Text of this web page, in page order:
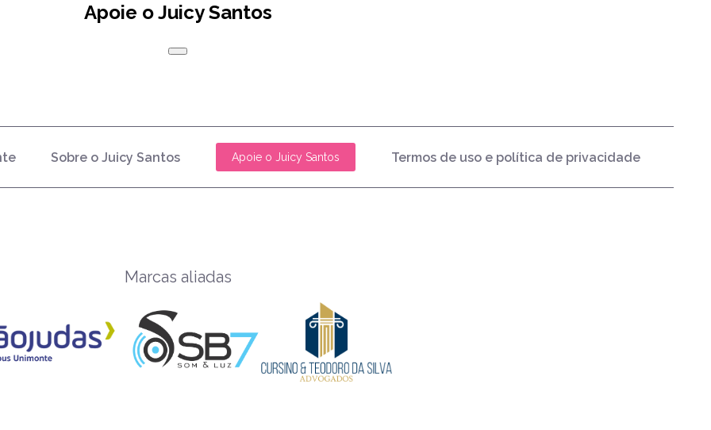
Apoie o Juicy Santos
Sobre o Juicy Santos Apoie o Juicy Santos Termos de uso e política de privacidade
Marcas aliadas